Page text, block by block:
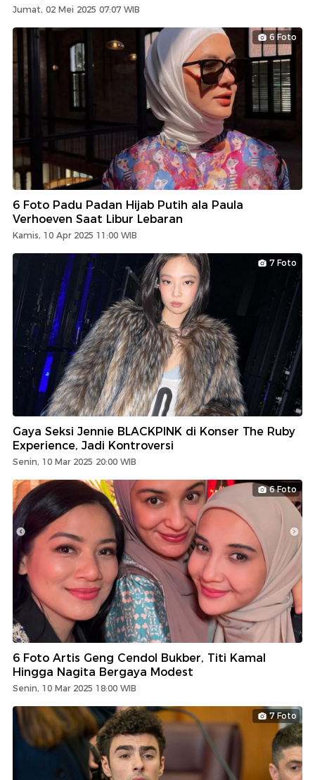
Jumat, 02 Mei 2025 07:07 WIB
6 Foto
6 Foto Padu Padan Hijab Putih ala Paula
Verhoeven Saat Libur Lebaran
Kamis, 10 Apr 2025 11:00 WIB
7 Foto
Gaya Seksi Jennie BLACKPINK di Konser The Ruby
Experience, Jadi Kontroversi
Senin, 10 Mar 2025 20:00 WIB
6 Foto
6 Foto Artis Geng Cendol Bukber, Titi Kamal
Hingga Nagita Bergaya Modest
Senin, 10 Mar 2025 18:00 WIB
7 Foto